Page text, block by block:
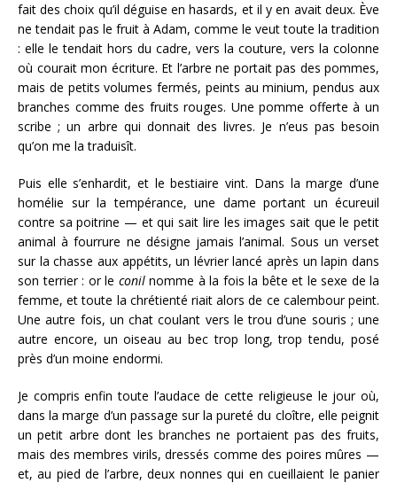
fait des choix qu’il déguise en hasards, et il y en avait deux. Ève
ne tendait pas le fruit à Adam, comme le veut toute la tradition
: elle le tendait hors du cadre, vers la couture, vers la colonne
où courait mon écriture. Et l’arbre ne portait pas des pommes,
mais de petits volumes fermés, peints au minium, pendus aux
branches comme des fruits rouges. Une pomme offerte à un
scribe ; un arbre qui donnait des livres. Je n’eus pas besoin
qu’on me la traduisît.
Puis elle s’enhardit, et le bestiaire vint. Dans la marge d’une
homélie sur la tempérance, une dame portant un écureuil
contre sa poitrine — et qui sait lire les images sait que le petit
animal à fourrure ne désigne jamais l’animal. Sous un verset
sur la chasse aux appétits, un lévrier lancé après un lapin dans
son terrier : or le conilnomme à la fois la bête et le sexe de la
femme, et toute la chrétienté riait alors de ce calembour peint.
Une autre fois, un chat coulant vers le trou d’une souris ; une
autre encore, un oiseau au bec trop long, trop tendu, posé
près d’un moine endormi.
Je compris enfin toute l’audace de cette religieuse le jour où,
dans la marge d’un passage sur la pureté du cloître, elle peignit
un petit arbre dont les branches ne portaient pas des fruits,
mais des membres virils, dressés comme des poires mûres —
et, au pied de l’arbre, deux nonnes qui en cueillaient le panier